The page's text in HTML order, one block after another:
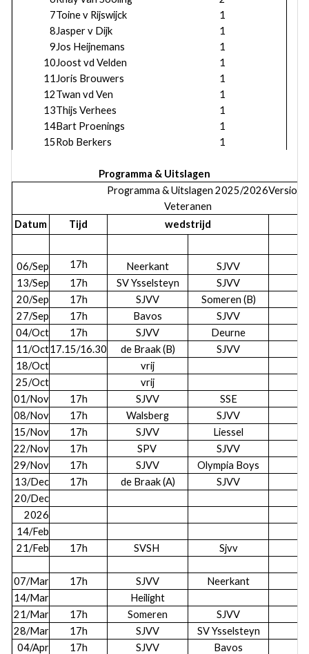
7Toine v Rijswijck
1
8Jasper v Dijk
1
9Jos Heijnemans
1
10Joost vd Velden
1
11 Joris Brouwers
1
12Twan vd Ven
1
13Thijs Verhees
1
14Bart Proenings
1
15Rob Berkers 1
Programma & Uitslagen
Programma & Uitslagen 2025/2026Version
Veteranen
Datum
Tijd wedstrijd
06/Sep 17h Neerkant SJVV
13/Sep
17h SV Ysselsteyn SJVV
20/Sep
17h SJVV Someren (B)
27/Sep
17h Bavos SJVV
04/Oct
17h SJVV Deurne
11/Oct17.15/16.30 de Braak (B) SJVV
18/Oct
vrij
25/Oct
vrij
01/Nov
17h SJVV SSE
08/Nov
17h Walsberg SJVV
15/Nov
17h SJVV Liessel
22/Nov
17h SPV SJVV
29/Nov
17h SJVV Olympia Boys
13/Dec
17h de Braak (A) SJVV
20/Dec
2026
14/Feb
21/Feb
17h SVSH Sjvv
07/Mar 17h SJVV Neerkant
14/Mar
Heilight
21/Mar
17h Someren SJVV
28/Mar
17h SJVV SV Ysselsteyn
04/Apr
17h SJVV Bavos